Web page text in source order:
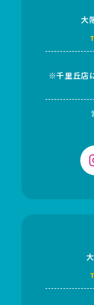
大
※千里丘店